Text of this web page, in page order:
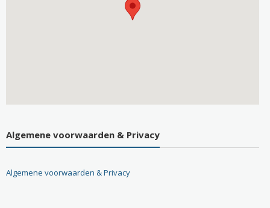
Algemene voorwaarden & Privacy
Algemene voorwaarden & Privacy